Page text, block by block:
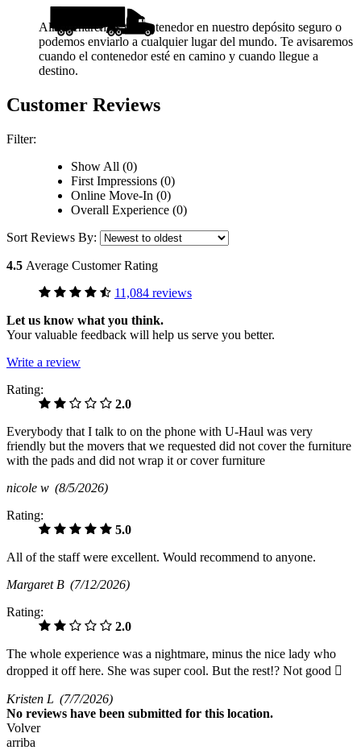
Almacenaremos tu contenedor en nuestro depósito seguro o
podemos enviarlo a cualquier lugar del mundo. Te avisaremos
cuando el contenedor esté en camino y cuando llegue a
destino.
Customer Reviews
Filter:
Show All (0)
First Impressions (0)
Online Move-In (0)
Overall Experience (0)
Sort Reviews By:
4.5 Average Customer Rating
11,084 reviews
Let us know what you think.
Your valuable feedback will help us serve you better.
Write a review
Rating:
2.0
Everybody that I talk to on the phone with U-Haul was very
friendly but the movers that we requested did not cover the furniture
with the pads and did not wrap it or cover furniture
nicole w (8/5/2026)
Rating:
5.0
All of the staff were excellent. Would recommend to anyone.
Margaret B (7/12/2026)
Rating:
2.0
The whole experience was a nightmare, minus the nice lady who
dropped it off here. She was super cool. But the rest!? Not good 
Kristen L (7/7/2026)
No reviews have been submitted for this location.
Volver
arriba